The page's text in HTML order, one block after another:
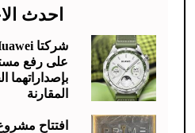
احدث
على رفع
بإصداراتهما
المقارنة
افتتاح